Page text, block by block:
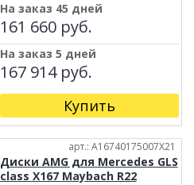
На заказ 45 дней
161 660 руб.
На заказ 5 дней
167 914 руб.
Купить
арт.: A16740175007X21
Диски AMG для Mercedes GLS
class X167 Maybach R22